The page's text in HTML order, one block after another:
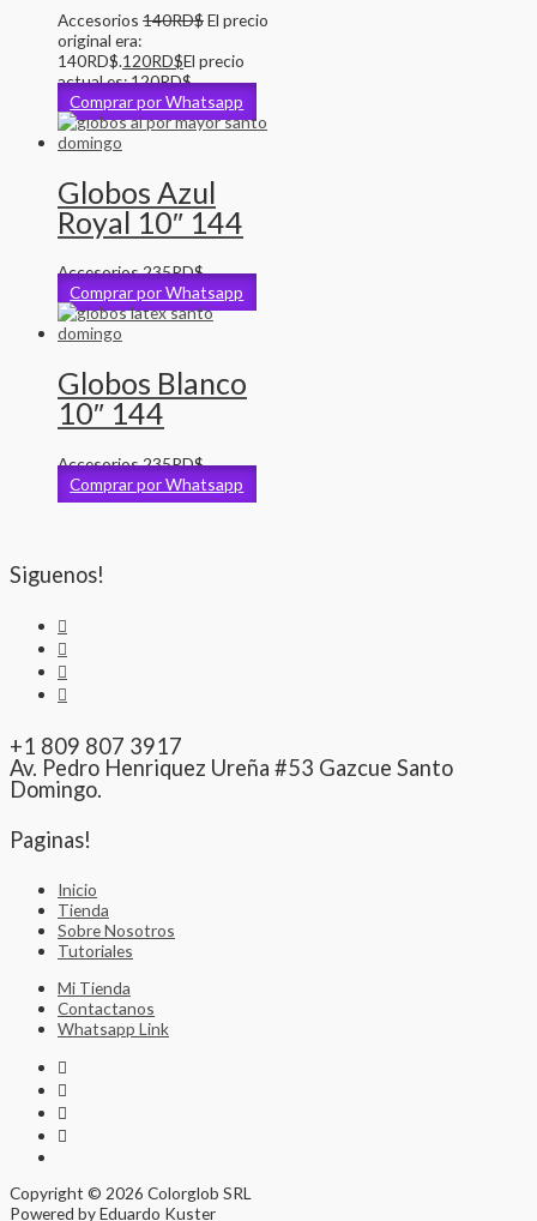
Accesorios 140RD$El precio
original era:
140RD$.120RD$El precio
actual es: 120RD$.
Comprar por Whatsapp
Globos Azul
Royal 10″ 144
Accesorios235RD$
Comprar por Whatsapp
Globos Blanco
10″ 144
Accesorios235RD$
Comprar por Whatsapp
Siguenos!
+1 809 807 3917
Av. Pedro Henriquez Ureña #53 Gazcue Santo
Domingo.
Paginas!
Inicio
Tienda
Sobre Nosotros
Tutoriales
Mi Tienda
Contactanos
Whatsapp Link
Copyright © 2026 Colorglob SRL
Powered by Eduardo Kuster